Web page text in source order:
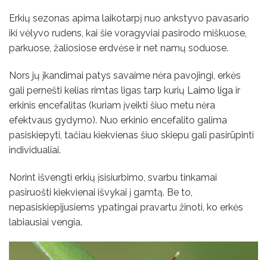
Erkių sezonas apima laikotarpį nuo ankstyvo pavasario
iki vėlyvo rudens, kai šie voragyviai pasirodo miškuose,
parkuose, žaliosiose erdvėse ir net namų soduose.
Nors jų įkandimai patys savaime nėra pavojingi, erkės
gali pernešti kelias rimtas ligas tarp kurių Laimo liga ir
erkinis encefalitas (kuriam įveikti šiuo metu nėra
efektvaus gydymo). Nuo erkinio encefalito galima
pasiskiepyti, tačiau kiekvienas šiuo skiepu gali pasirūpinti
individualiai.
Norint išvengti erkių įsisiurbimo, svarbu tinkamai
pasiruošti kiekvienai išvykai į gamtą. Be to,
nepasiskiepijusiems ypatingai pravartu žinoti, ko erkės
labiausiai vengia.